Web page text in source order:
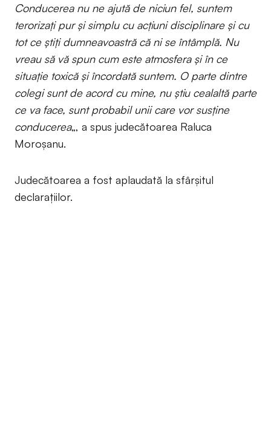
Conducerea nu ne ajută de niciun fel, suntem
terorizați pur și simplu cu acțiuni disciplinare și cu
tot ce știți dumneavoastră că ni se întâmplă. Nu
vreau să vă spun cum este atmosfera și în ce
situație toxică și încordată suntem. O parte dintre
colegi sunt de acord cu mine, nu știu cealaltă parte
ce va face, sunt probabil unii care vor susține
conducerea„, a spus judecătoarea Raluca
Moroșanu.
Judecătoarea a fost aplaudată la sfârșitul
declarațiilor.